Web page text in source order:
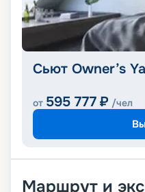
Сьют Owner’s
от 595 777 ₽ /чел
Маршрут и